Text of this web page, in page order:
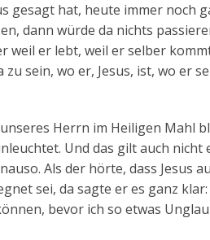
gesagt hat, heute immer noch
dann würde da nichts
weil er lebt, weil er selber
sein, wo er, Jesus, ist, wo er
Herrn im Heiligen Mahl
Und das gilt auch
Als der hörte, dass Jesus
sei, da sagte er es ganz
bevor ich so etwas